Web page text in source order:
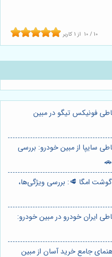
10 / 10 از 1 کاربر
فونیکس تیگو در مبین
سایپا از مبین خودرو: بررسی
امگا 🥩: بررسی ویژگی‌ها،
ایران خودرو در مبین خودرو:
جامع خرید آسان از مبین